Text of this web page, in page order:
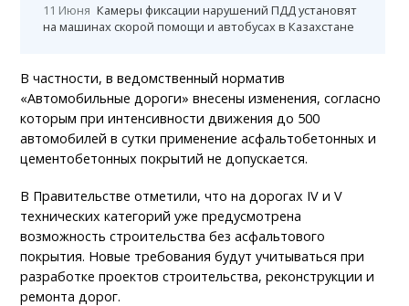
11 Июня Камеры фиксации нарушений ПДД установят
на машинах скорой помощи и автобусах в Казахстане
В частности, в ведомственный норматив
«Автомобильные дороги» внесены изменения, согласно
которым при интенсивности движения до 500
автомобилей в сутки применение асфальтобетонных и
цементобетонных покрытий не допускается.
В Правительстве отметили, что на дорогах IV и V
технических категорий уже предусмотрена
возможность строительства без асфальтового
покрытия. Новые требования будут учитываться при
разработке проектов строительства, реконструкции и
ремонта дорог.